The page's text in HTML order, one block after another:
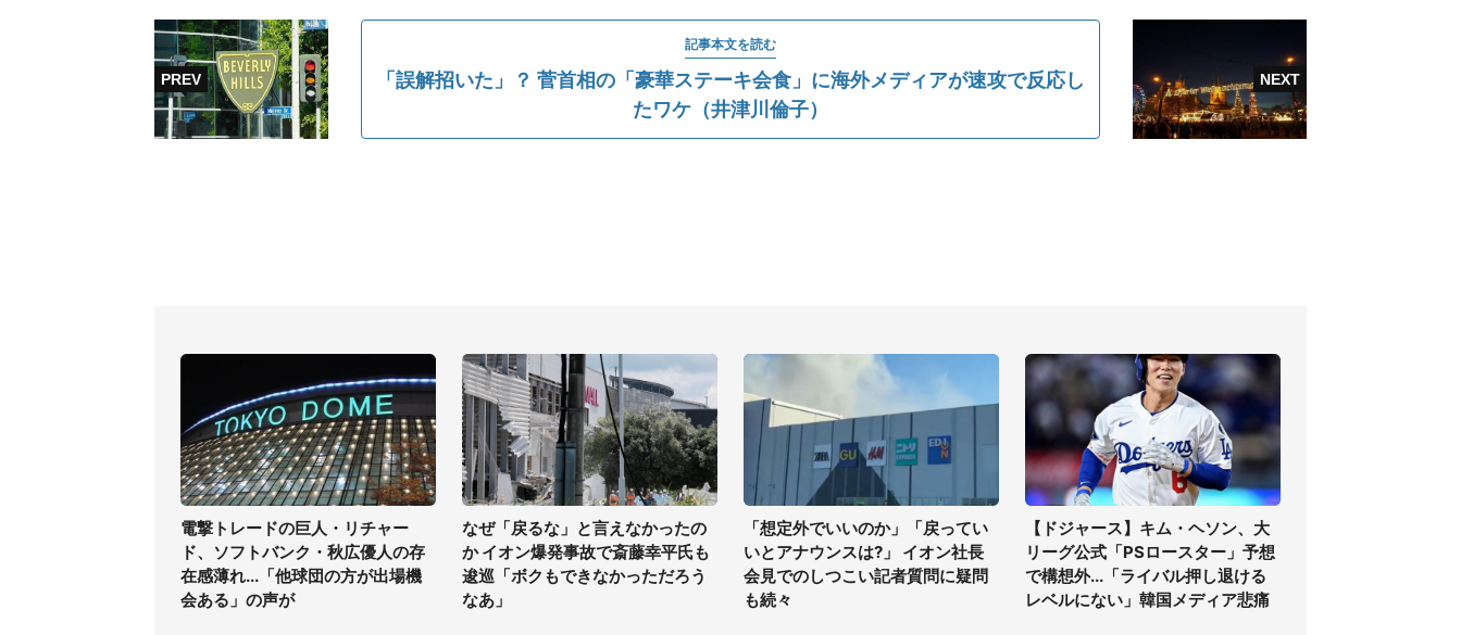
記事本文を読む
「誤解招いた」？ 菅首相の「豪華ステーキ会食」に海外メディアが速攻で反応し
たワケ（井津川倫子）
電撃トレードの巨人・リチャー
ド、ソフトバンク・秋広優人の存
在感薄れ...「他球団の方が出場機
会ある」の声が
なぜ「戻るな」と言えなかったの
か イオン爆発事故で斎藤幸平氏も
逡巡「ボクもできなかっただろう
なあ」
「想定外でいいのか」「戻ってい
いとアナウンスは?」 イオン社長
会見でのしつこい記者質問に疑問
も続々
【ドジャース】キム・ヘソン、大
リーグ公式「PSロースター」予想
で構想外...「ライバル押し退ける
レベルにない」韓国メディア悲痛